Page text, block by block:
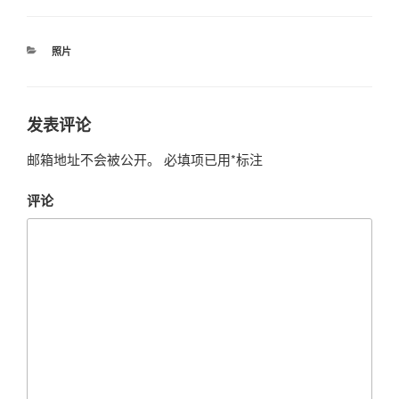
分
照片
发表评论
邮箱地址不会被公开。 必填项已用*标注
评论